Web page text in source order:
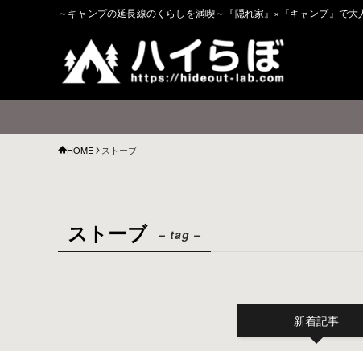
～キャンプの延長線のくらしを満喫～『隠れ家』×『キャンプ』で大
HOME ストーブ
ストーブ – tag –
新着記事